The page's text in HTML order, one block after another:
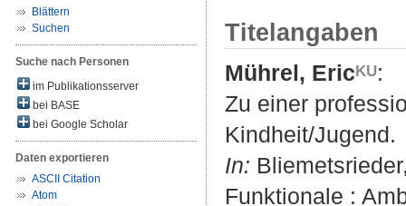
Blättern
Suchen
Suche nach Personen
im Publikationsserver
bei BASE
bei Google Scholar
Daten exportieren
ASCII Citation
Atom
Titelangaben
Mührel, Eric
:
Zu einer
Kindheit/Jugend.
In:
Funktionale :